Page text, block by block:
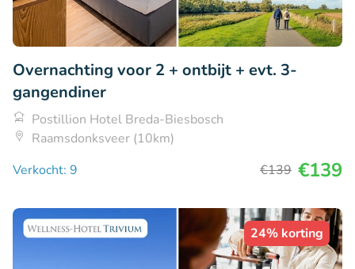
Overnachting voor 2 + ontbijt + evt. 3-
gangendiner
Postillion Hotel Breda-Biesbosch
Raamsdonksveer (10km)
Verkocht: 9
€139 €139
24% korting